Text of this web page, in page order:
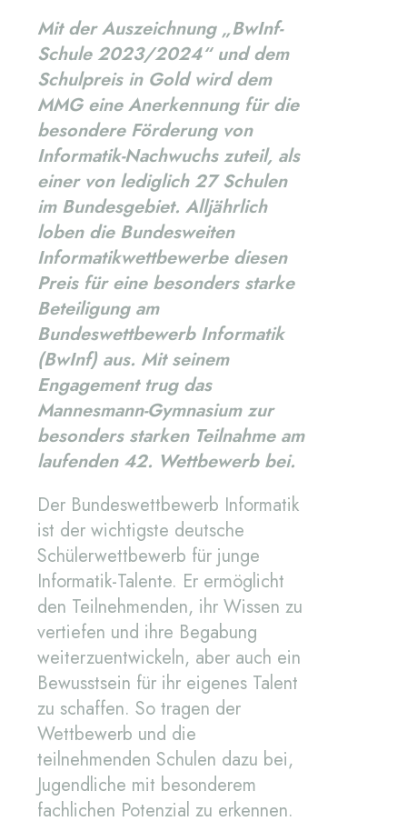
Mit der Auszeichnung „BwInf-
Schule 2023/2024“ und dem
Schulpreis in Gold wird dem
MMG eine Anerkennung für die
besondere Förderung von
Informatik-Nachwuchs zuteil, als
einer von lediglich 27 Schulen
im Bundesgebiet. Alljährlich
loben die Bundesweiten
Informatikwettbewerbe diesen
Preis für eine besonders starke
Beteiligung am
Bundeswettbewerb Informatik
(BwInf) aus. Mit seinem
Engagement trug das
Mannesmann-Gymnasium zur
besonders starken Teilnahme am
laufenden 42. Wettbewerb bei.
Der Bundeswettbewerb Informatik
ist der wichtigste deutsche
Schülerwettbewerb für junge
Informatik-Talente. Er ermöglicht
den Teilnehmenden, ihr Wissen zu
vertiefen und ihre Begabung
weiterzuentwickeln, aber auch ein
Bewusstsein für ihr eigenes Talent
zu schaffen. So tragen der
Wettbewerb und die
teilnehmenden Schulen dazu bei,
Jugendliche mit besonderem
fachlichen Potenzial zu erkennen.